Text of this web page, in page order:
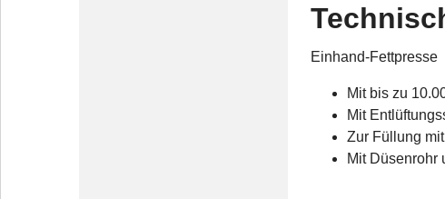
Einhand-Fettpresse
Mit bis zu
Mit
Zur Füllung
Mit Düsenrohr